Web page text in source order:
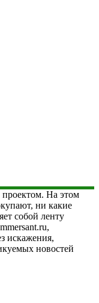
проектом. На этом
ни какие
собой ленту
искажения,
новостей